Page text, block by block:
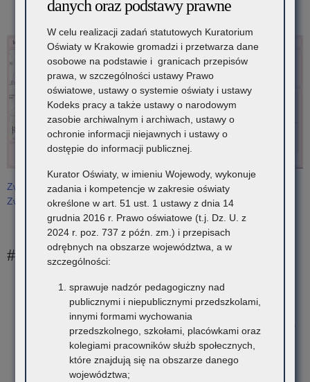
Zwycięskie Szkoły znajdujące się na Interaktywnych Mapach
Zwycięzców: szkoły ponadpodstawowe
#współpraca
Wspólna odpowiedzialność za bezpieczeństwo seniorów w
cyfrowym świecie. Podsumowanie kampanii „Ustal z Babcią
Podsumowanie kampanii społecznej „Ustal z Babcią hasło” w
Małopolskim Urzędzie Wojewódzkim w Krakowie
Inauguracja programu „Świadomy Senior – Bezpieczny
Senior” w Małopolsce
danych oraz podstawy prawne
W celu realizacji zadań statutowych Kuratorium
Oświaty w Krakowie gromadzi i przetwarza dane
osobowe na podstawie i granicach przepisów
prawa, w szczególności ustawy Prawo
oświatowe, ustawy o systemie oświaty i ustawy
Kodeks pracy a także ustawy o narodowym
zasobie archiwalnym i archiwach, ustawy o
ochronie informacji niejawnych i ustawy o
dostępie do informacji publicznej.
Kurator Oświaty, w imieniu Wojewody, wykonuje
zadania i kompetencje w zakresie oświaty
określone w art. 51 ust. 1 ustawy z dnia 14
grudnia 2016 r. Prawo oświatowe (t.j. Dz. U. z
2024 r. poz. 737 z późn. zm.) i przepisach
odrębnych na obszarze województwa, a w
szczególności:
sprawuje nadzór pedagogiczny nad
publicznymi i niepublicznymi przedszkolami,
innymi formami wychowania
przedszkolnego, szkołami, placówkami oraz
kolegiami pracowników służb społecznych,
które znajdują się na obszarze danego
województwa;